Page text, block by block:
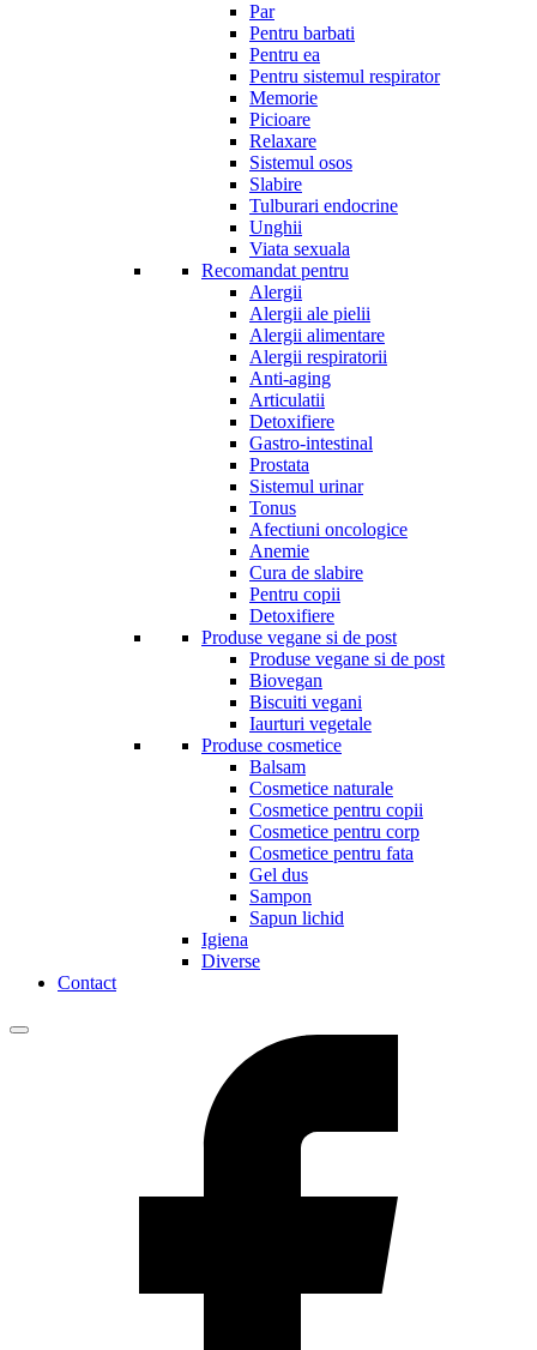
Par
Pentru barbati
Pentru ea
Pentru sistemul respirator
Memorie
Picioare
Relaxare
Sistemul osos
Slabire
Tulburari endocrine
Unghii
Viata sexuala
Recomandat pentru
Alergii
Alergii ale pielii
Alergii alimentare
Alergii respiratorii
Anti-aging
Articulatii
Detoxifiere
Gastro-intestinal
Prostata
Sistemul urinar
Tonus
Afectiuni oncologice
Anemie
Cura de slabire
Pentru copii
Detoxifiere
Produse vegane si de post
Produse vegane si de post
Biovegan
Biscuiti vegani
Iaurturi vegetale
Produse cosmetice
Balsam
Cosmetice naturale
Cosmetice pentru copii
Cosmetice pentru corp
Cosmetice pentru fata
Gel dus
Sampon
Sapun lichid
Igiena
Diverse
Contact